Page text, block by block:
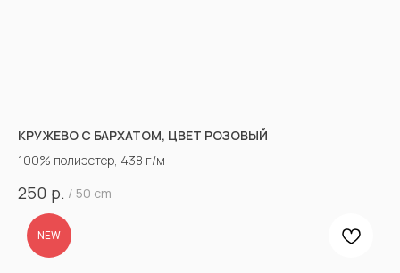
КРУЖЕВО С БАРХАТОМ, ЦВЕТ РОЗОВЫЙ
100% полиэстер, 438 г/м
250 р. / 50 cm
NEW